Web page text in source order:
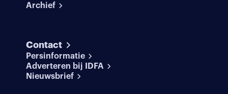
Archief
Contact
Persinformatie
Adverteren bij IDFA
Nieuwsbrief